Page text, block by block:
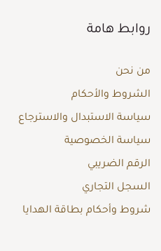
روابط هامة
من نحن
الشروط والأحكام
سياسة الاستبدال والاسترجاع
سياسة الخصوصية
الرقم الضريبي
السجل التجاري
شروط وأحكام بطاقة الهدايا